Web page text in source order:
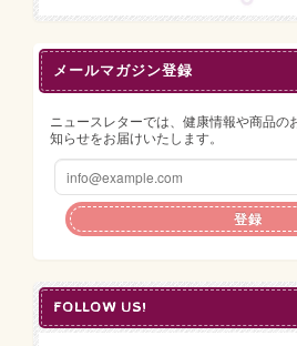
メールマガジン登録
ニュースレターでは、健康情報や商品の
知らせをお届けいたします。
登録
FOLLOW US!